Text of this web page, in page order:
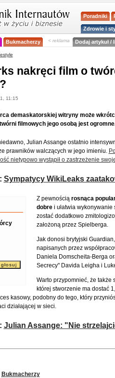
Poradniki
Zdrowie i
Bukmacherzy < reklama Dodaj artykuł /
nakręci film o
11:15
demaskatorskiej witryny może
filmowych jego osobą jest
Julian Assange ostatnio
prawników walczących w jego imieniu.
nietypowo wystąpił o zastrzeżenie
Sympatycy WikiLeaks
Z pewnościąrosnąca
dobrei ułatwia wykonywanie
zostać dodatkowo
założoną przez Spielberga.
Jak donosi brytyjski
napisanych przez
Daniela Domscheita-Berga
Secrecy" Davida Leigha i
Warto przypomnieć, że także
której stworzenie ma dostać
kasowy, podobny do tego, który
działającej w sieci.
Julian Assange: "Nie
Bukmacherzy